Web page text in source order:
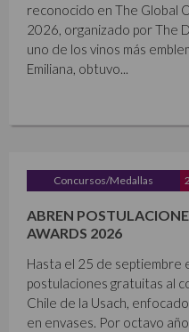
reconocido en The Global
2026, organizado por The
uno de los vinos más
Emiliana, obtuvo...
Concursos/Medallas
ABREN
AWARDS 2026
Hasta el 25 de septiembre
postulaciones gratuitas al
Chile de la Usach,
en envases. Por octavo